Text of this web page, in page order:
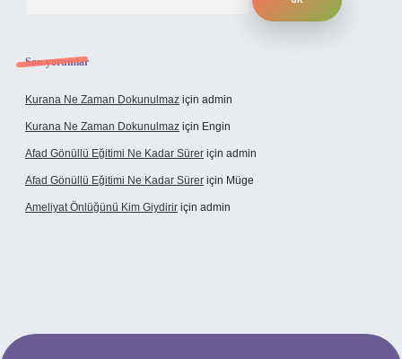
Son yorumlar
Kurana Ne Zaman Dokunulmaz için admin
Kurana Ne Zaman Dokunulmaz için Engin
Afad Gönüllü Eğitimi Ne Kadar Sürer için admin
Afad Gönüllü Eğitimi Ne Kadar Sürer için Müge
Ameliyat Önlüğünü Kim Giydirir için admin
giriş